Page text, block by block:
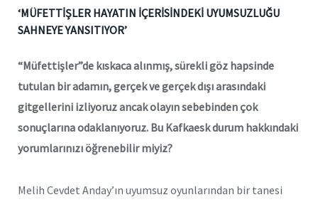
‘MÜFETTİŞLER HAYATIN İÇERİSİNDEKİ UYUMSUZLUĞU
SAHNEYE YANSITIYOR’
“Müfettişler”de kıskaca alınmış, sürekli göz hapsinde
tutulan bir adamın, gerçek ve gerçek dışı arasındaki
gitgellerini izliyoruz ancak olayın sebebinden çok
sonuçlarına odaklanıyoruz. Bu Kafkaesk durum hakkındaki
yorumlarınızı öğrenebilir miyiz?
Melih Cevdet Anday’ın uyumsuz oyunlarından bir tanesi